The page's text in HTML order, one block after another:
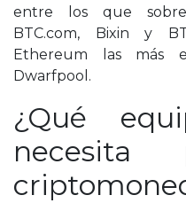
entre los que
BTC.com, Bixin y
Ethereum las más
Dwarfpool.
¿Qué
necesita